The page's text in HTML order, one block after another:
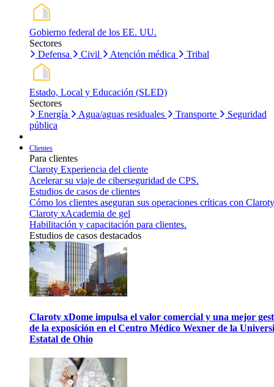
Gobierno federal de los EE. UU.
Sectores
Defensa
Civil Atención médica Tribal
Estado, Local y Educación (SLED)
Sectores
Energía
Agua/aguas residuales Transporte
Seguridad
pública
Clientes
Para clientes
Claroty Experiencia del cliente
Acelerar su viaje de ciberseguridad de CPS.
Estudios de casos de clientes
Cómo los clientes aseguran sus operaciones críticas con
Claroty xAcademia de gel
Habilitación y capacitación para clientes.
Estudios de casos destacados
Claroty xDome impulsa el valor comercial y una mejor
de la exposición en el Centro Médico Wexner de la
Estatal de Ohio